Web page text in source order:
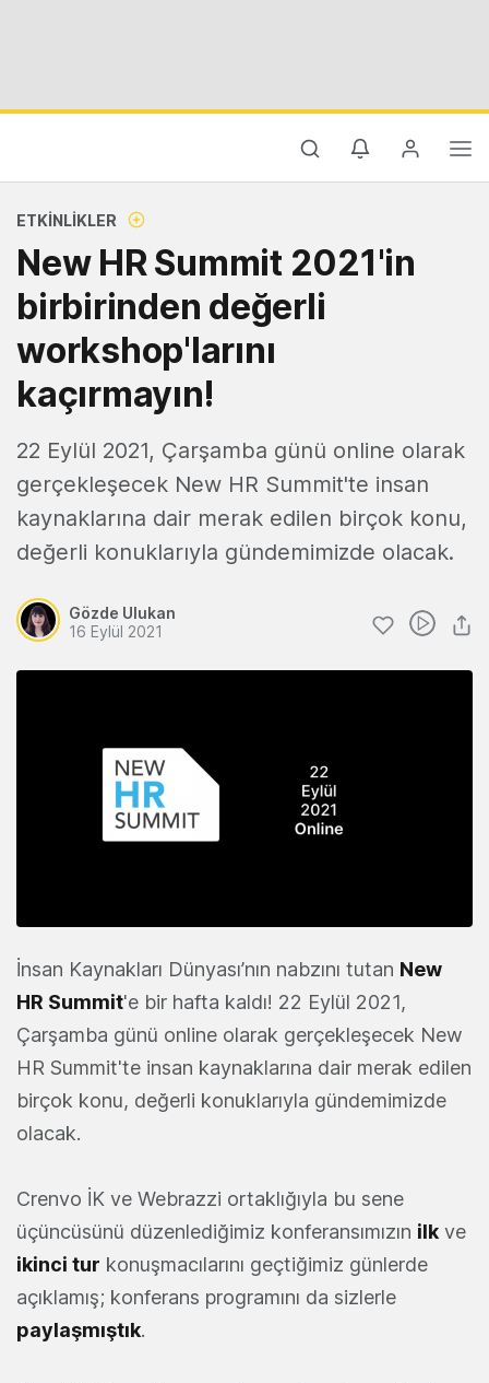
ETKINLIKLER
New HR Summit 2021'in
birbirinden değerli
workshop'larını
kaçırmayın!
22 Eylül 2021, Çarşamba günü online olarak
gerçekleşecek New HR Summit'te insan
kaynaklarına dair merak edilen birçok konu,
değerli konuklarıyla gündemimizde olacak.
Gözde Ulukan
16 Eylül 2021
İnsan Kaynakları Dünyası’nın nabzını tutan New
HR Summit'e bir hafta kaldı! 22 Eylül 2021,
Çarşamba günü online olarak gerçekleşecek New
HR Summit'te insan kaynaklarına dair merak edilen
birçok konu, değerli konuklarıyla gündemimizde
olacak.
Crenvo İK ve Webrazzi ortaklığıyla bu sene
üçüncüsünü düzenlediğimiz konferansımızın ilk ve
ikinci tur konuşmacılarını geçtiğimiz günlerde
açıklamış; konferans programını da sizlerle
paylaşmıştık.